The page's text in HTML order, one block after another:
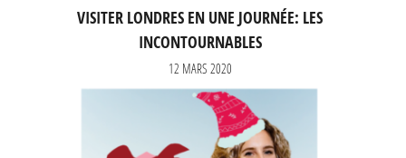
VISITER LONDRES EN UNE JOURNÉE: LES
INCONTOURNABLES
12 MARS 2020